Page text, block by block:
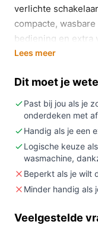
verlichte
compacte,
bediening en extra
Kopen als:u
(150 x 80 cm)
wasbare
Niet kopen als:
automatisch
automatisch
Belangrijkste
Lees meer
Dit moet je
Past bij jou als je
onderdeken met
Handig als je een
Logische keuze
wasmachine,
Beperkt als je wilt
Minder handig als
Veelgestelde